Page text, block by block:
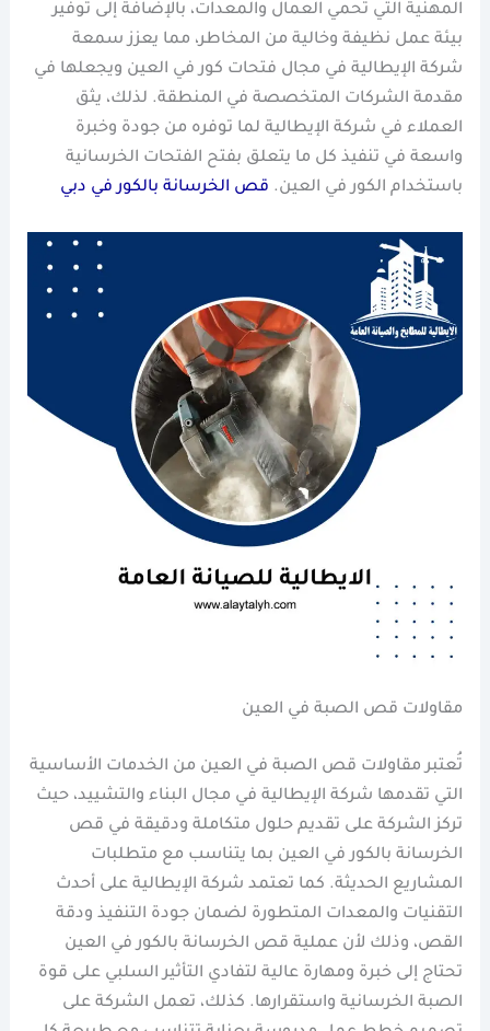
المهنية التي تحمي العمال والمعدات، بالإضافة إلى توفير
بيئة عمل نظيفة وخالية من المخاطر، مما يعزز سمعة
شركة الإيطالية في مجال فتحات كور في العين ويجعلها في
مقدمة الشركات المتخصصة في المنطقة. لذلك، يثق
العملاء في شركة الإيطالية لما توفره من جودة وخبرة
واسعة في تنفيذ كل ما يتعلق بفتح الفتحات الخرسانية
باستخدام الكور في العين. قص الخرسانة بالكور في دبي
مقاولات قص الصبة في العين
تُعتبر مقاولات قص الصبة في العين من الخدمات الأساسية
التي تقدمها شركة الإيطالية في مجال البناء والتشييد، حيث
تركز الشركة على تقديم حلول متكاملة ودقيقة في قص
الخرسانة بالكور في العين بما يتناسب مع متطلبات
المشاريع الحديثة. كما تعتمد شركة الإيطالية على أحدث
التقنيات والمعدات المتطورة لضمان جودة التنفيذ ودقة
القص، وذلك لأن عملية قص الخرسانة بالكور في العين
تحتاج إلى خبرة ومهارة عالية لتفادي التأثير السلبي على قوة
الصبة الخرسانية واستقرارها. كذلك، تعمل الشركة على